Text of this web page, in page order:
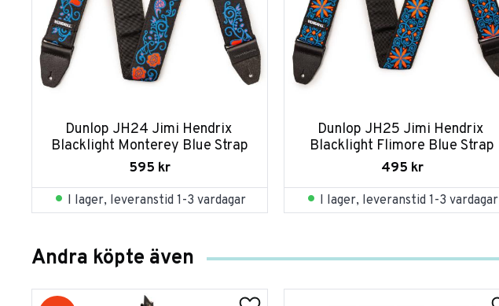
Dunlop JH24 Jimi Hendrix
Blacklight Monterey Blue Strap
595 kr
I lager, leveranstid 1-3 vardagar
Dunlop JH25 Jimi Hendrix
Blacklight Flimore Blue Strap
495 kr
I lager, leveranstid 1-3 vardagar
Andra köpte även